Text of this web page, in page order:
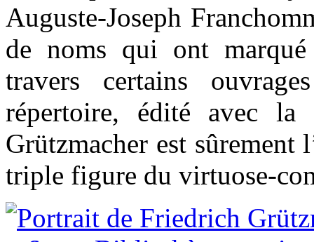
Auguste-Joseph
de noms qui ont
travers certains
répertoire, édité avec la
Grützmacher est sûrement
triple figure du virtuose-